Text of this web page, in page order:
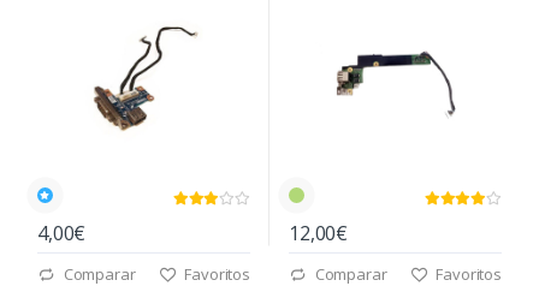
4,00€
Comparar Favoritos
12,00€
Comparar Favoritos